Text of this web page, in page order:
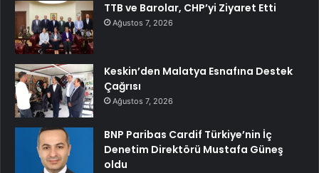
TTB ve Barolar, CHP’yi Ziyaret Etti
Ağustos 7, 2026
Keskin’den Malatya Esnafına Destek
Çağrısı
Ağustos 7, 2026
BNP Paribas Cardif Türkiye’nin İç
Denetim Direktörü Mustafa Güneş
oldu